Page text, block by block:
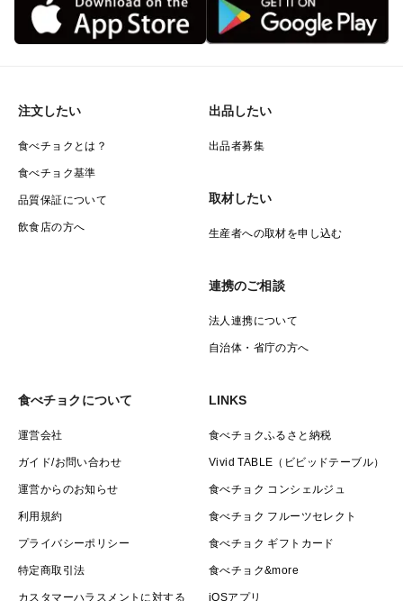
注文したい
食べチョクとは？
食べチョク基準
品質保証について
飲食店の方へ
出品したい
出品者募集
取材したい
生産者への取材を申し込む
連携のご相談
法人連携について
自治体・省庁の方へ
食べチョクについて
運営会社
ガイド/お問い合わせ
運営からのお知らせ
利用規約
プライバシーポリシー
特定商取引法
カスタマーハラスメントに対する
LINKS
食べチョクふるさと納税
Vivid TABLE（ビビッドテーブル）
食べチョク コンシェルジュ
食べチョク フルーツセレクト
食べチョク ギフトカード
食べチョク&more
iOSアプリ